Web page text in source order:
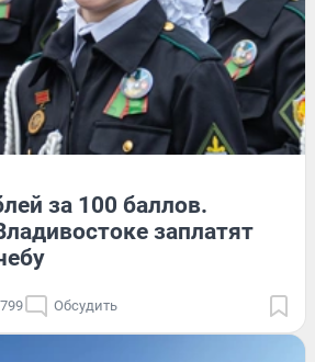
за 100 баллов.
заплатят
799 Обсудить